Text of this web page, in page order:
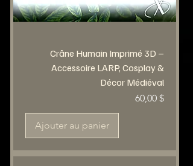
Crâne Humain Imprimé 3D –
Accessoire LARP, Cosplay &
Décor Médiéval
Prix
60,00 $
Ajouter au panier